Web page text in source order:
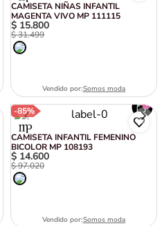
CAMISETA NIÑAS INFANTIL
MAGENTA VIVO MP 111115
$ 15.800
$31.499
Vendido por:Somos moda
-85%
CAMISETA INFANTIL FEMENINO
BICOLOR MP 108193
$ 14.600
$97.020
Vendido por:Somos moda